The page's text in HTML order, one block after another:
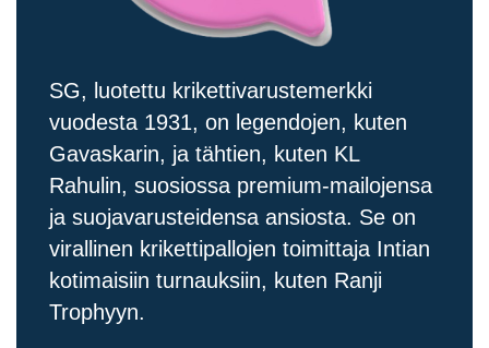
SG, luotettu krikettivarustemerkki
vuodesta 1931, on legendojen, kuten
Gavaskarin, ja tähtien, kuten KL
Rahulin, suosiossa premium-mailojensa
ja suojavarusteidensa ansiosta. Se on
virallinen krikettipallojen toimittaja Intian
kotimaisiin turnauksiin, kuten Ranji
Trophyyn.